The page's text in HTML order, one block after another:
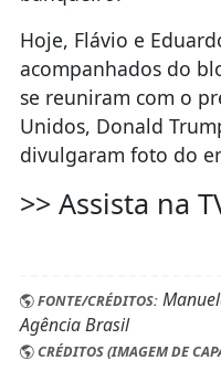
Hoje, Flávio e
acompanhados do
se reuniram com o
Unidos, Donald
divulgaram foto do
>> Assista na
FONTE/CRÉDITOS:
Agência Brasil
CRÉDITOS (IMAGEM DE